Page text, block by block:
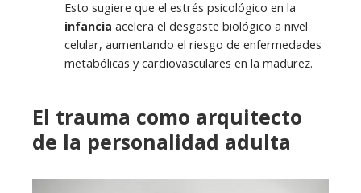
Esto sugiere que el estrés psicológico en la
infancia acelera el desgaste biológico a nivel
celular, aumentando el riesgo de enfermedades
metabólicas y cardiovasculares en la madurez.
El trauma como arquitecto
de la personalidad adulta